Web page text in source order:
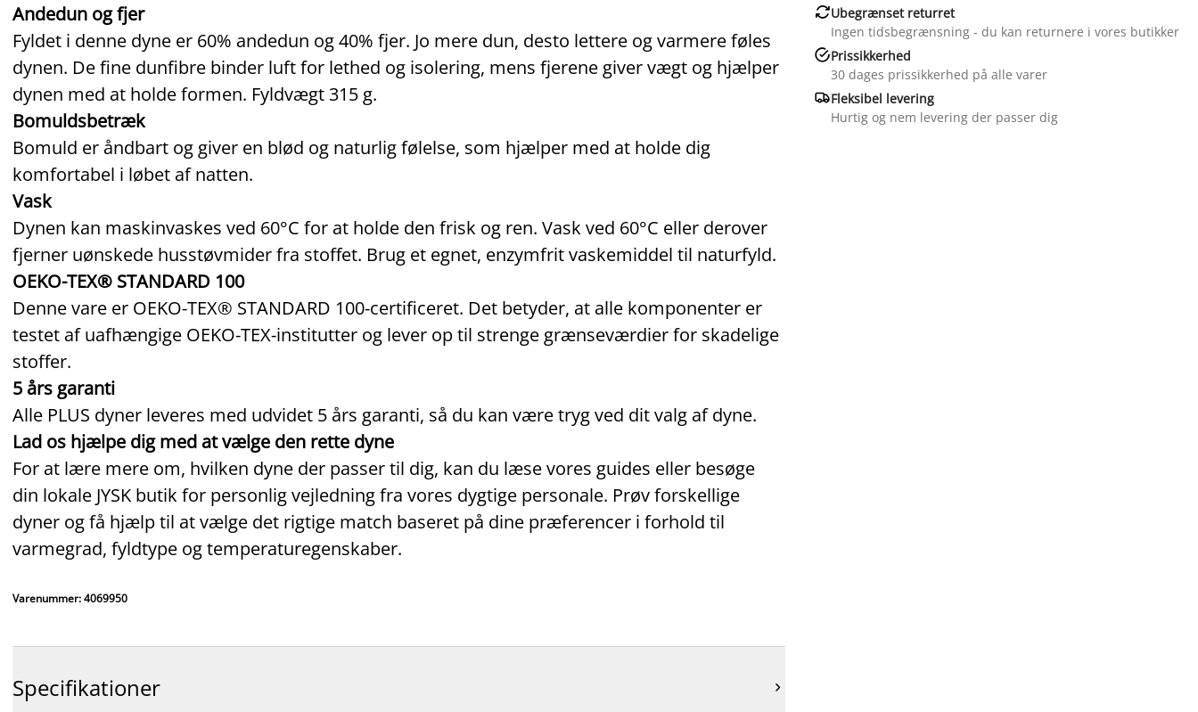
Andedun og fjer
Fyldet i denne dyne er 60% andedun og 40% fjer. Jo mere dun, desto lettere og varmere føles
dynen. De fine dunfibre binder luft for lethed og isolering, mens fjerene giver vægt og hjælper
dynen med at holde formen. Fyldvægt 315 g.
Bomuldsbetræk
Bomuld er åndbart og giver en blød og naturlig følelse, som hjælper med at holde dig
komfortabel i løbet af natten.
Vask
Dynen kan maskinvaskes ved 60°C for at holde den frisk og ren. Vask ved 60°C eller derover
fjerner uønskede husstøvmider fra stoffet. Brug et egnet, enzymfrit vaskemiddel til naturfyld.
OEKO-TEX® STANDARD 100
Denne vare er OEKO‑TEX® STANDARD 100‑certificeret. Det betyder, at alle komponenter er
testet af uafhængige OEKO‑TEX‑institutter og lever op til strenge grænseværdier for skadelige
stoffer.
5 års garanti
Alle PLUS dyner leveres med udvidet 5 års garanti, så du kan være tryg ved dit valg af dyne.
Lad os hjælpe dig med at vælge den rette dyne
For at lære mere om, hvilken dyne der passer til dig, kan du læse vores guides eller besøge
din lokale JYSK butik for personlig vejledning fra vores dygtige personale. Prøv forskellige
dyner og få hjælp til at vælge det rigtige match baseret på dine præferencer i forhold til
varmegrad, fyldtype og temperaturegenskaber.
Varenummer: 4069950
Specifikationer 
Ubegrænset returret
Ingen tidsbegrænsning - du kan returnere i vores butikker
Prissikkerhed
30 dages prissikkerhed på alle varer
Fleksibel levering
Hurtig og nem levering der passer dig